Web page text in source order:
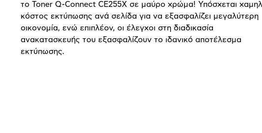
το Toner Q-Connect CE255X σε μαύρο χρώμα! Υπόσχεται
κόστος εκτύπωσης ανά σελίδα για να εξασφαλίζει μεγαλύτερη
οικονομία, ενώ επιπλέον, οι έλεγχοι στη διαδικασία
ανακατασκευής του εξασφαλίζουν το ιδανικό αποτέλεσμα
εκτύπωσης.